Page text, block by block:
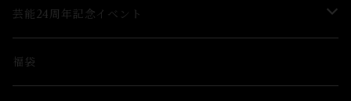
グッズ
グッズ
芸能24周年記念イベント
ブロマイド
福袋